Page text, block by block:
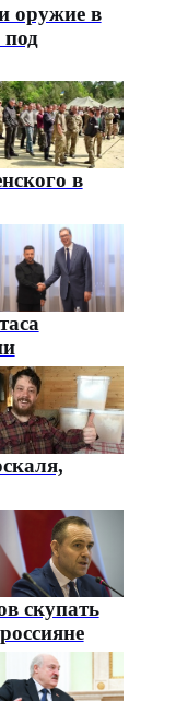
оружие в
в
скупать